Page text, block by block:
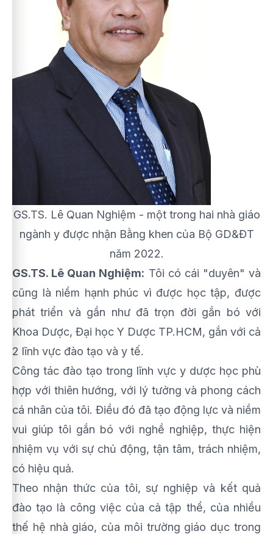
GS.TS. Lê Quan Nghiệm - một trong hai nhà giáo
ngành y được nhận Bằng khen của Bộ GD&ĐT
năm 2022.
GS.TS. Lê Quan Nghiệm: Tôi có cái "duyên" và
cũng là niềm hạnh phúc vì được học tập, được
phát triển và gần như đã trọn đời gắn bó với
Khoa Dược, Đại học Y Dược TP.HCM, gắn với cả
2 lĩnh vực đào tạo và y tế.
Công tác đào tạo trong lĩnh vực y dược học phù
hợp với thiên hướng, với lý tưởng và phong cách
cá nhân của tôi. Điều đó đã tạo động lực và niềm
vui giúp tôi gắn bó với nghề nghiệp, thực hiện
nhiệm vụ với sự chủ động, tận tâm, trách nhiệm,
có hiệu quả.
Theo nhận thức của tôi, sự nghiệp và kết quả
đào tạo là công việc của cả tập thể, của nhiều
thế hệ nhà giáo, của môi trường giáo dục trong